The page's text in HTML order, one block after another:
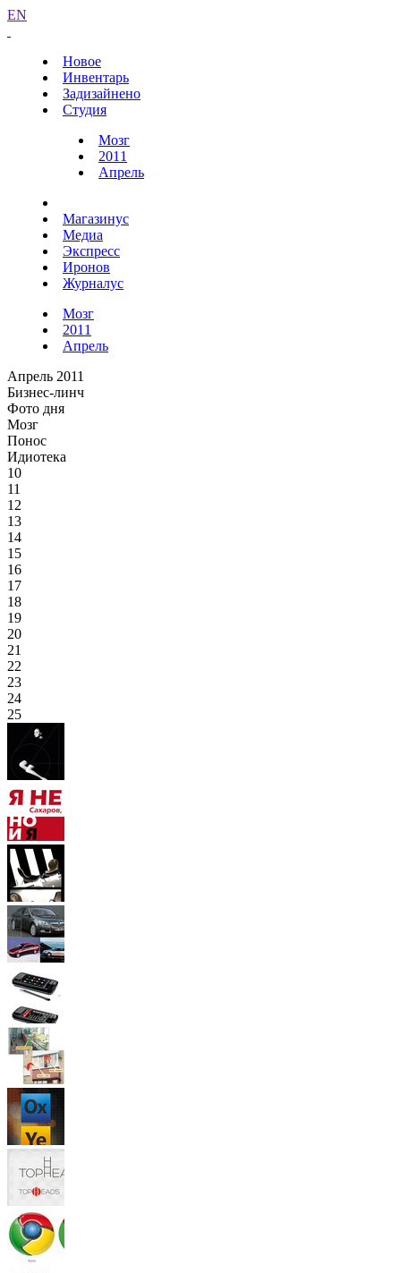
EN
Новое
Инвентарь
Задизайнено
Студия
Мозг
2011
Апрель
Магазинус
Медиа
Экспресс
Иронов
Журналус
Мозг
2011
Апрель
Апрель 2011
Бизнес-линч
Фото дня
Мозг
Понос
Идиотека
10
11
12
13
14
15
16
17
18
19
20
21
22
23
24
25